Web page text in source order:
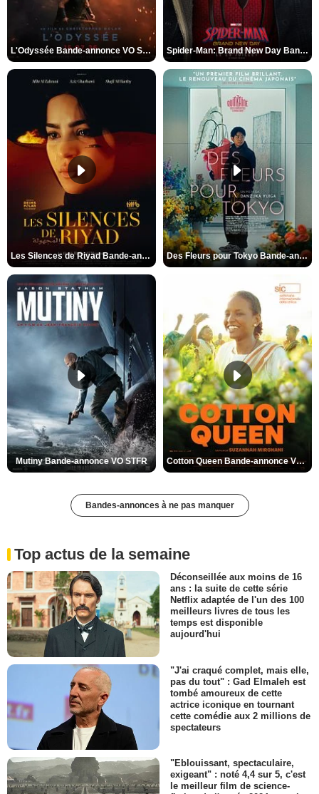
L'Odyssée Bande-annonce VO STFR Spider-Man: Brand New Day Bande-annonce VO STFR
Les Silences de Riyad Bande-annonce VO STFR Des Fleurs pour Tokyo Bande-annonce VO STFR
Mutiny Bande-annonce VO STFR Cotton Queen Bande-annonce VO STFR
Bandes-annonces à ne pas manquer
Top actus de la semaine
Déconseillée aux moins de 16
ans : la suite de cette série
Netflix adaptée de l'un des 100
meilleurs livres de tous les
temps est disponible
aujourd'hui
"J'ai craqué complet, mais elle,
pas du tout" : Gad Elmaleh est
tombé amoureux de cette
actrice iconique en tournant
cette comédie aux 2 millions de
spectateurs
"Eblouissant, spectaculaire,
exigeant" : noté 4,4 sur 5, c'est
le meilleur film de science-